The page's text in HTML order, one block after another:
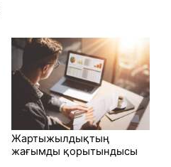
Жартыжылдықтың
жағымды қорытындысы